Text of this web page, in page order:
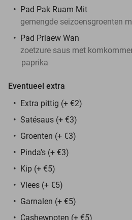
Pad Pak Ruam Mit
gemengde seizoensgroenten
Pad Priaew Wan
zoetzure saus met
paprika
Eventueel extra
Extra pittig (+ €2)
Satésaus (+ €3)
Groenten (+ €3)
Pinda's (+ €3)
Kip (+ €5)
Vlees (+ €5)
Garnalen (+ €5)
Cashewnoten (+ €5)